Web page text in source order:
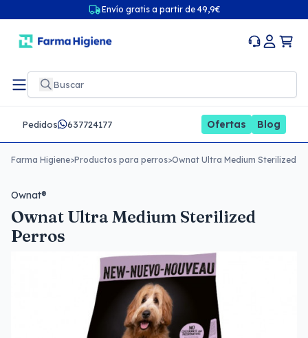
Envío gratis a partir de 49,9€
Pedidos 637724177 Ofertas Blog
Farma Higiene>Productos para perros>Ownat Ultra Medium Sterilized
Ownat®
Ownat Ultra Medium Sterilized
Perros